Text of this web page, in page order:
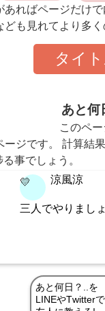
あればページだけ
ども見れてより多
タイ
あと何
このペ
ージです。 計算結
事でしょう。
💛 涼風涼
三人でやりまし